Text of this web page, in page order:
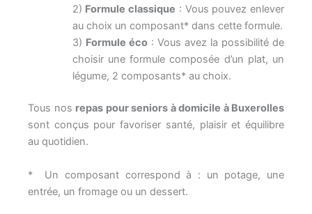
2) Formule classique : Vous pouvez enlever
au choix un composant* dans cette formule.
3) Formule éco: Vous avez la possibilité de
choisir une formule composée d’un plat, un
légume, 2 composants* au choix.
Tous nos repas pour seniors à domicile à Buxerolles
sont conçus pour favoriser santé, plaisir et équilibre
au quotidien.
* Un composant correspond à : un potage, une
entrée, un fromage ou un dessert.